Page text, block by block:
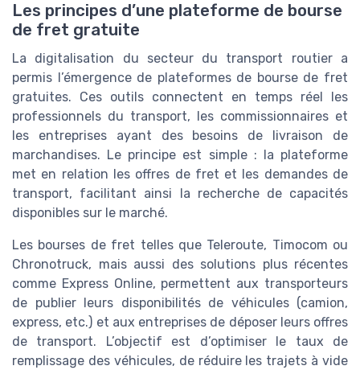
Les principes d’une plateforme de bourse
de fret gratuite
La digitalisation du secteur du transport routier a
permis l’émergence de plateformes de bourse de fret
gratuites. Ces outils connectent en temps réel les
professionnels du transport, les commissionnaires et
les entreprises ayant des besoins de livraison de
marchandises. Le principe est simple : la plateforme
met en relation les offres de fret et les demandes de
transport, facilitant ainsi la recherche de capacités
disponibles sur le marché.
Les bourses de fret telles que Teleroute, Timocom ou
Chronotruck, mais aussi des solutions plus récentes
comme Express Online, permettent aux transporteurs
de publier leurs disponibilités de véhicules (camion,
express, etc.) et aux entreprises de déposer leurs offres
de transport. L’objectif est d’optimiser le taux de
remplissage des véhicules, de réduire les trajets à vide